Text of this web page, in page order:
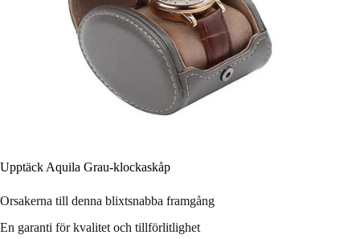
Upptäck Aquila Grau-klockaskåp
Orsakerna till denna blixtsnabba framgång
En garanti för kvalitet och tillförlitlighet